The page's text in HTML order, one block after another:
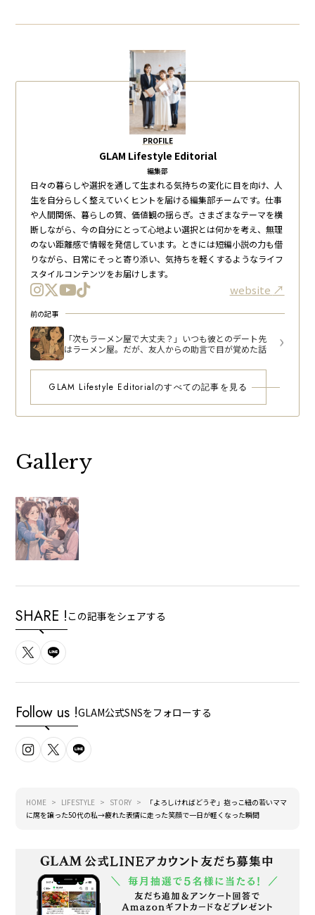
PROFILE
GLAM Lifestyle Editorial
編集部
日々の暮らしや選択を通して生まれる気持ちの変化に目を向け、人
生を自分らしく整えていくヒントを届ける編集部チームです。仕事
や人間関係、暮らしの質、価値観の揺らぎ。さまざまなテーマを横
断しながら、今の自分にとって心地よい選択とは何かを考え、無理
のない距離感で情報を発信しています。ときには短編小説の力も借
りながら、日常にそっと寄り添い、気持ちを軽くするようなライフ
スタイルコンテンツをお届けします。
website
前の記事
「次もラーメン屋で大丈夫？」いつも彼とのデート先
はラーメン屋。だが、友人からの助言で目が覚めた話
GLAM Lifestyle Editorialのすべての記事を見る
Gallery
SHARE ! この記事をシェアする
Follow us !GLAM公式SNSをフォローする
HOME LIFESTYLE STORY
「よろしければどうぞ」抱っこ紐の若いママ
に席を譲った50代の私→疲れた表情に走った笑顔で一日が軽くなった瞬間